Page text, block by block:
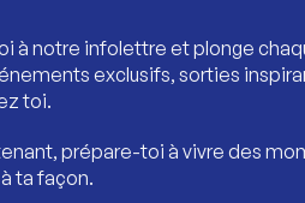
à notre infolettre et plonge
exclusifs, sorties
toi.
prépare-toi à vivre des
ta façon.